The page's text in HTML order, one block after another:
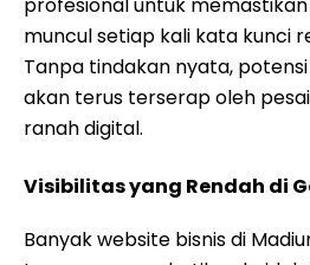
muncul setiap kali kata kunci
Tanpa tindakan nyata,
akan terus terserap oleh
ranah digital.
Visibilitas yang Rendah di
Banyak website bisnis di